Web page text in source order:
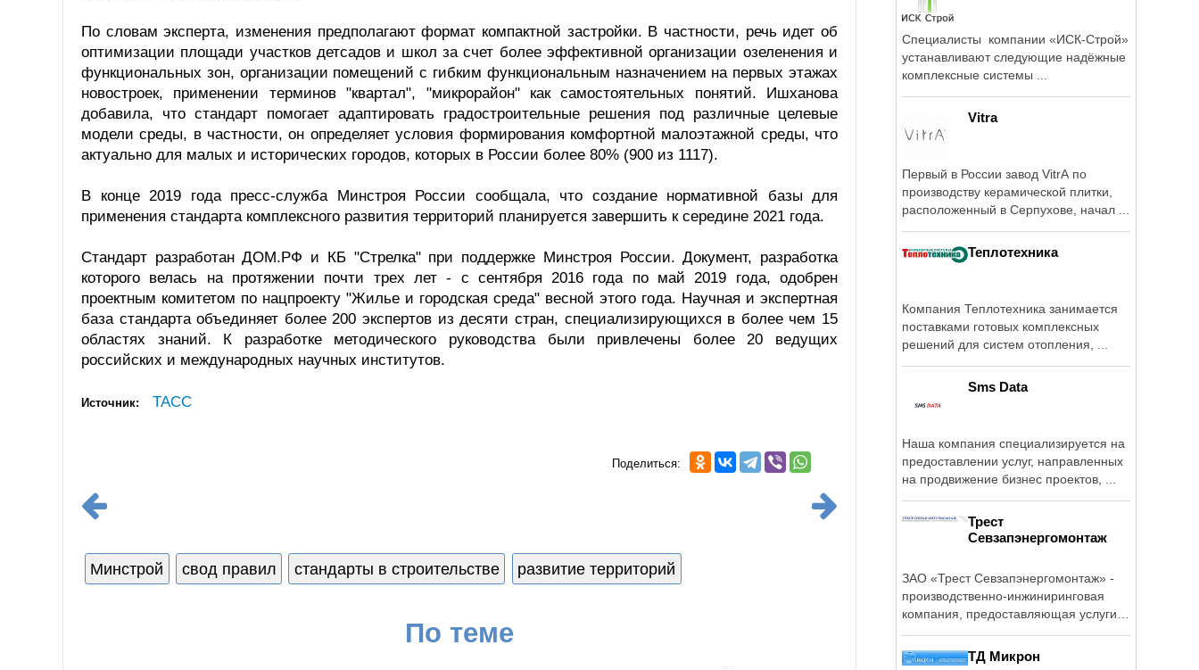
По словам эксперта, изменения предполагают формат компактной застройки. В частности, речь идет об
оптимизации площади участков детсадов и школ за счет более эффективной организации озеленения и
функциональных зон, организации помещений с гибким функциональным назначением на первых этажах
новостроек, применении терминов "квартал", "микрорайон" как самостоятельных понятий. Ишханова
добавила, что стандарт помогает адаптировать градостроительные решения под различные целевые
модели среды, в частности, он определяет условия формирования комфортной малоэтажной среды, что
актуально для малых и исторических городов, которых в России более 80% (900 из 1117).
В конце 2019 года пресс-служба Минстроя России сообщала, что создание нормативной базы для
применения стандарта комплексного развития территорий планируется завершить к середине 2021 года.
Стандарт разработан ДОМ.РФ и КБ "Стрелка" при поддержке Минстроя России. Документ, разработка
которого велась на протяжении почти трех лет - с сентября 2016 года по май 2019 года, одобрен
проектным комитетом по нацпроекту "Жилье и городская среда" весной этого года. Научная и экспертная
база стандарта объединяет более 200 экспертов из десяти стран, специализирующихся в более чем 15
областях знаний. К разработке методического руководства были привлечены более 20 ведущих
российских и международных научных институтов.
Источник: ТАСС
Поделиться:
Минстрой свод правил стандарты в строительстве развитие территорий
По теме
Специалисты компании «ИСК-Строй»
устанавливают следующие надёжные
комплексные системы ...
Vitra
Первый в России завод VitrA по
производству керамической плитки,
расположенный в Серпухове, начал ...
Теплотехника
Компания Теплотехника занимается
поставками готовых комплексных
решений для систем отопления, ...
Sms Data
Наша компания специализируется на
предоставлении услуг, направленных
на продвижение бизнес проектов, ...
Трест
Севзапэнергомонтаж
ЗАО «Трест Севзапэнергомонтаж» -
производственно-инжиниринговая
компания, предоставляющая услуги
ТД Микрон